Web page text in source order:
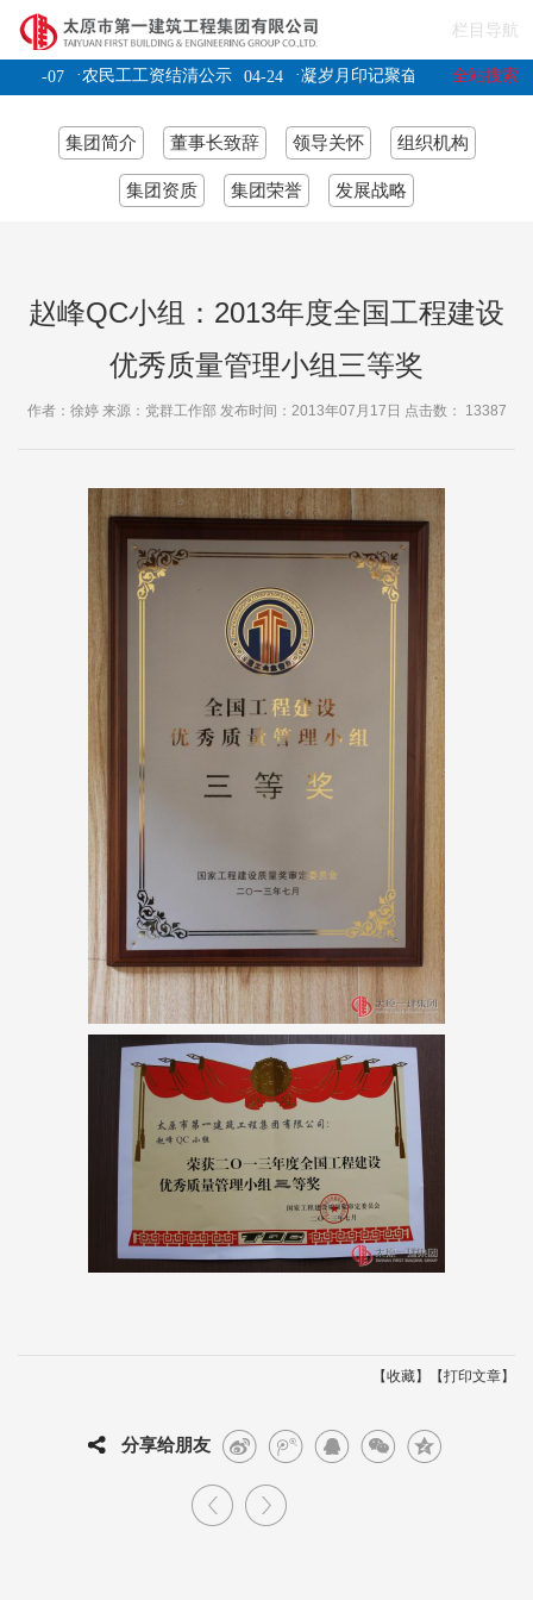
栏目导航
07-07 04-24
农民工工资结清公示 12-31
凝岁月印记聚奋进力量全站搜索
集团简介 董事长致辞 领导关怀 组织机构
集团资质 集团荣誉 发展战略
赵峰QC小组：2013年度全国工程建设
优秀质量管理小组三等奖
作者：徐婷 来源：党群工作部 发布时间：2013年07月17日 点击数： 13387
【收藏】【打印文章】
分享给朋友